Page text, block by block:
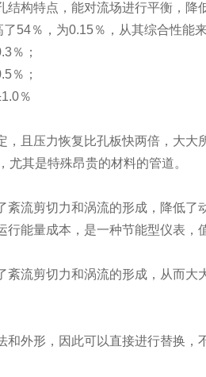
结构特点，能对流场进行平衡，
了54％，为0.15％，从其综合性能
％；
％；
％
，且压力恢复比孔板快两倍，大
尤其是特殊昂贵的材料的管道。
紊流剪切力和涡流的形成，降低
能量成本，是一种节能型仪表，
紊流剪切力和涡流的形成，从而
和外形，因此可以直接进行替换